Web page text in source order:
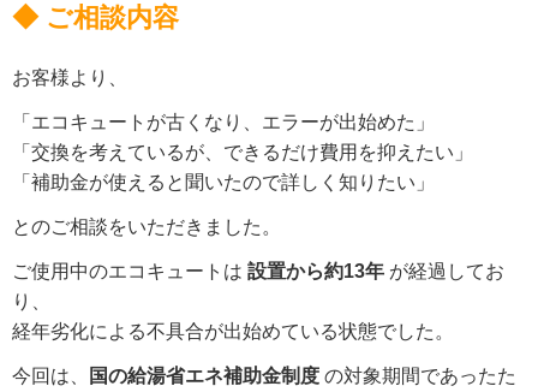
◆ ご相談内容
お客様より、
「エコキュートが古くなり、エラーが出始めた」
「交換を考えているが、できるだけ費用を抑えたい」
「補助金が使えると聞いたので詳しく知りたい」
とのご相談をいただきました。
ご使用中のエコキュートは 設置から約13年 が経過してお
り、
経年劣化による不具合が出始めている状態でした。
今回は、 国の給湯省エネ補助金制度 の対象期間であったた